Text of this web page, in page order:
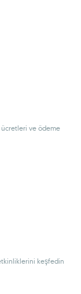
ücretleri ve ödeme
keşfedin